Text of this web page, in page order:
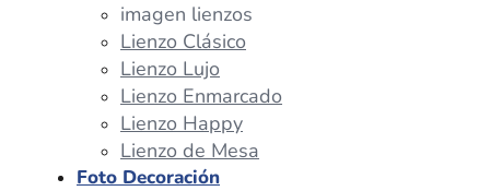
imagen lienzos
Lienzo Clásico
Lienzo Lujo
Lienzo Enmarcado
Lienzo Happy
Lienzo de Mesa
Foto Decoración